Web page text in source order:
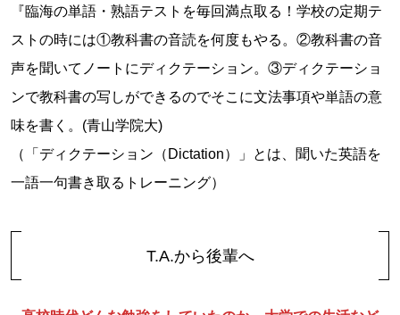
『臨海の単語・熟語テストを毎回満点取る！学校の定期テ
ストの時には①教科書の音読を何度もやる。②教科書の音
声を聞いてノートにディクテーション。③ディクテーショ
ンで教科書の写しができるのでそこに文法事項や単語の意
味を書く。(青山学院大)
（「ディクテーション（Dictation）」とは、聞いた英語を
一語一句書き取るトレーニング）
T.A.から後輩へ